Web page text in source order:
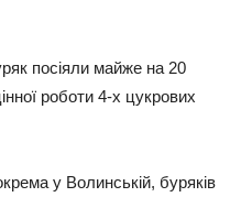
посіяли майже на 20
роботи 4-х цукрових
у Волинській, буряків